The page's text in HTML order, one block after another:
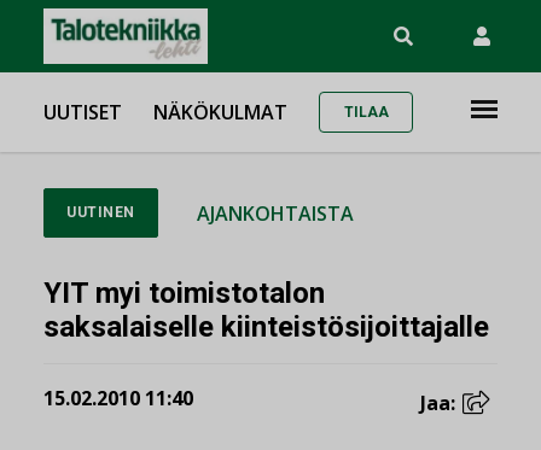
UUTISET NÄKÖKULMAT TILAA
UUTINEN AJANKOHTAISTA
YIT myi toimistotalon
saksalaiselle kiinteistösijoittajalle
15.02.2010 11:40 Jaa: